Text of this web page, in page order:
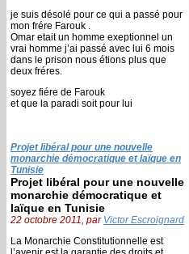
je suis désolé pour ce qui a passé pour
mon frére Farouk .
Omar etait un homme exeptionnel un
vrai homme j’ai passé avec lui 6 mois
dans le prison nous étions plus que
deux fréres.
soyez fiére de Farouk
et que la paradi soit pour lui
Projet libéral pour une nouvelle
monarchie démocratique et laïque en
Tunisie
Projet libéral pour une nouvelle
monarchie démocratique et
laïque en Tunisie
22 octobre 2011, par Victor Escroignard
La Monarchie Constitutionnelle est